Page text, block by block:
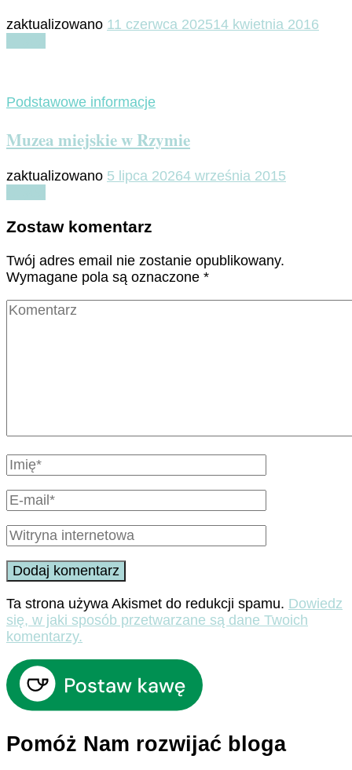
zaktualizowano 11 czerwca 202514 kwietnia 2016
Podstawowe informacje
Muzea miejskie w Rzymie
zaktualizowano 5 lipca 20264 września 2015
Zostaw komentarz
Twój adres email nie zostanie opublikowany.
Wymagane pola są oznaczone *
Ta strona używa Akismet do redukcji spamu. Dowiedz
się, w jaki sposób przetwarzane są dane Twoich
komentarzy.
Pomóż Nam rozwijać bloga